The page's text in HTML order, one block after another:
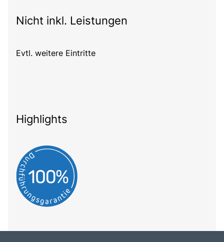
Nicht inkl. Leistungen
Evtl. weitere Eintritte
Highlights